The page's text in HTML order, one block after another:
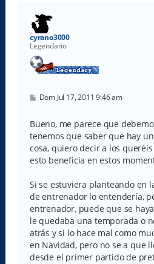
cyrano3000
Legendario
M
s
a
j
e
Dom Jul 17, 2011 9:46 am
Bueno, me parece que
tenemos que saber que hay
cosa, quiero decir a los
esto beneficia en estos
Si se estuviera planteando en
de entrenador lo entendería,
entrenador, puede que se
le quedaba una temporada o
atrás y si lo hace mal como
en Navidad, pero no se a que
desde el primer partido de